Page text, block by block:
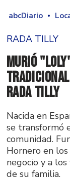
abcDiario
RADA TILLY
Murió
Rada Tilly
Nacida en
se transformó
comunidad.
Hornero en
negocio y a
de su familia.